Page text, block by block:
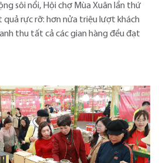
sôi nổi, Hội chợ Mùa Xuân lần thứ
quả rực rỡ: hơn nửa triệu lượt khách
thu tất cả các gian hàng đều đạt